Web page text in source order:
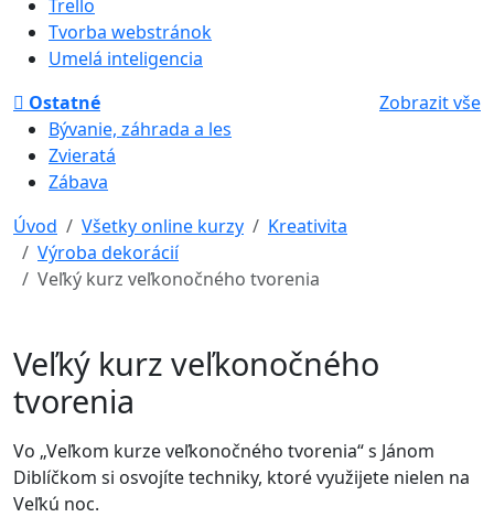
Trello
Tvorba webstránok
Umelá inteligencia
Ostatné
Zobrazit vše
Bývanie, záhrada a les
Zvieratá
Zábava
Úvod
Všetky online kurzy
Kreativita
Výroba dekorácií
Veľký kurz veľkonočného tvorenia
Veľký kurz veľkonočného
tvorenia
Vo „Veľkom kurze veľkonočného tvorenia“ s Jánom
Diblíčkom si osvojíte techniky, ktoré využijete nielen na
Veľkú noc.